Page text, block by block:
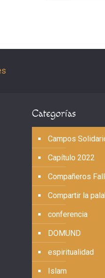
Categorías
Campos
Capítulo 2022
Compañeros
Compartir la
conferencia
DOMUND
espiritualidad
Islam